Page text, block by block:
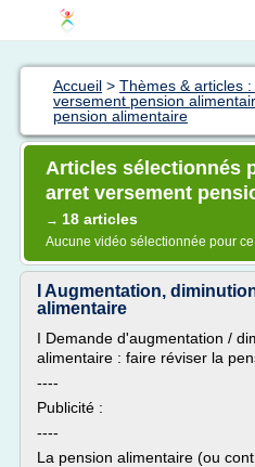
Accueil > Thèmes & articles
versement pension
pension alimentaire
Articles sélectionnés
arret versement
→ 18 articles
Aucune vidéo sélectionnée pour
I Augmentation,
alimentaire
I Demande d'augmentation /
alimentaire : faire réviser la
----
Publicité :
----
La pension alimentaire (ou